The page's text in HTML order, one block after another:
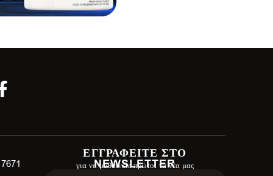
ΕΓΓΡΑΦΕΙΤΕ ΣΤΟ
NEWSLETTER
για να μαθαίνετε πρώτοι τα νέα μας